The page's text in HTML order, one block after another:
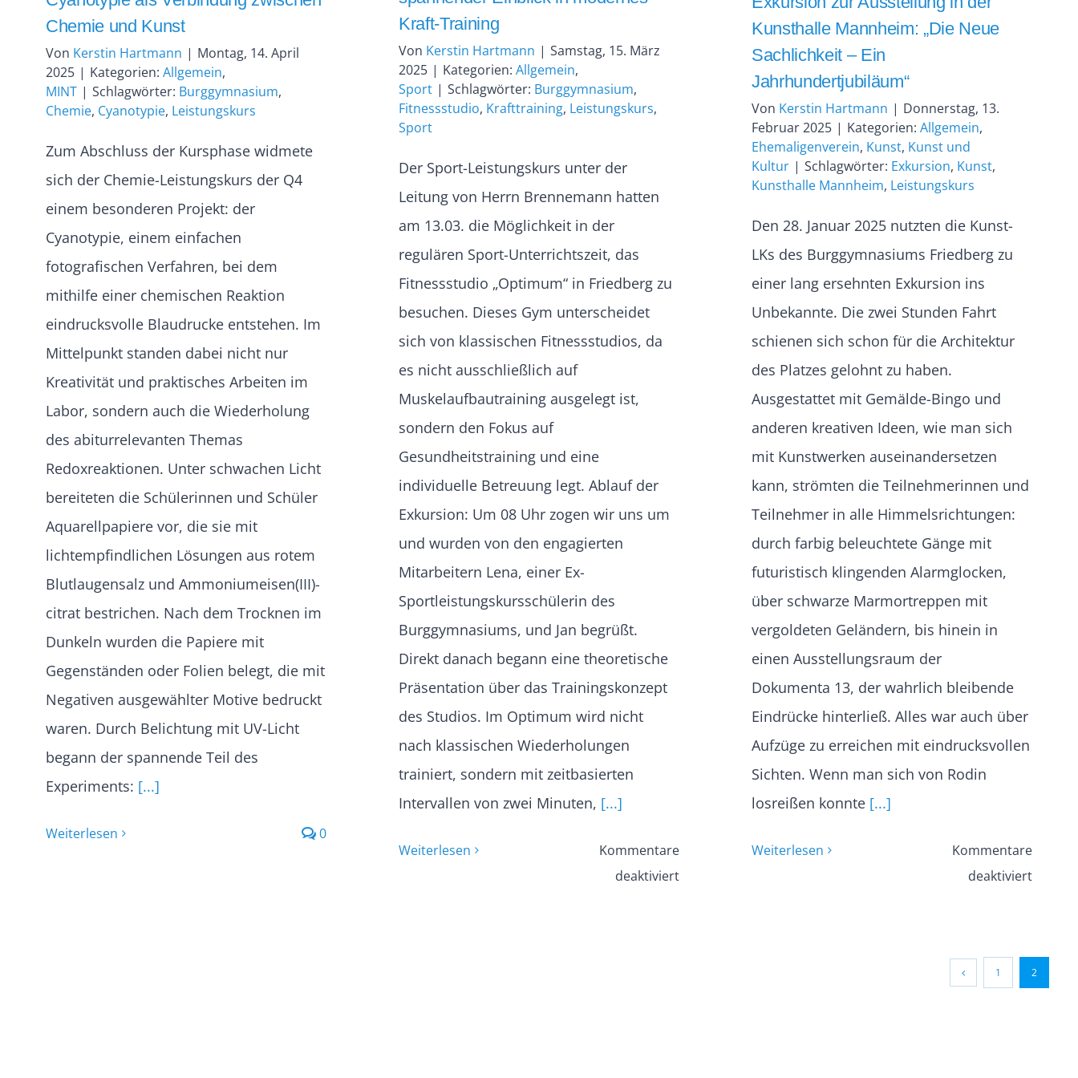
Chemie und Kunst
Von Kerstin Hartmann | Montag, 14. April
2025 | Kategorien: Allgemein,
MINT | Schlagwörter: Burggymnasium,
Chemie, Cyanotypie, Leistungskurs
Zum Abschluss der Kursphase widmete
sich der Chemie-Leistungskurs der Q4
einem besonderen Projekt: der
Cyanotypie, einem einfachen
fotografischen Verfahren, bei dem
mithilfe einer chemischen Reaktion
eindrucksvolle Blaudrucke entstehen. Im
Mittelpunkt standen dabei nicht nur
Kreativität und praktisches Arbeiten im
Labor, sondern auch die Wiederholung
des abiturrelevanten Themas
Redoxreaktionen. Unter schwachen Licht
bereiteten die Schülerinnen und Schüler
Aquarellpapiere vor, die sie mit
lichtempfindlichen Lösungen aus rotem
Blutlaugensalz und Ammoniumeisen(III)-
citrat bestrichen. Nach dem Trocknen im
Dunkeln wurden die Papiere mit
Gegenständen oder Folien belegt, die mit
Negativen ausgewählter Motive bedruckt
waren. Durch Belichtung mit UV-Licht
begann der spannende Teil des
Experiments: [...]
Weiterlesen 0
Kraft-Training
Von Kerstin Hartmann | Samstag, 15. März
2025 | Kategorien: Allgemein,
Sport | Schlagwörter: Burggymnasium,
Fitnessstudio, Krafttraining, Leistungskurs,
Sport
Der Sport-Leistungskurs unter der
Leitung von Herrn Brennemann hatten
am 13.03. die Möglichkeit in der
regulären Sport-Unterrichtszeit, das
Fitnessstudio „Optimum“ in Friedberg zu
besuchen. Dieses Gym unterscheidet
sich von klassischen Fitnessstudios, da
es nicht ausschließlich auf
Muskelaufbautraining ausgelegt ist,
sondern den Fokus auf
Gesundheitstraining und eine
individuelle Betreuung legt. Ablauf der
Exkursion: Um 08 Uhr zogen wir uns um
und wurden von den engagierten
Mitarbeitern Lena, einer Ex-
Sportleistungskursschülerin des
Burggymnasiums, und Jan begrüßt.
Direkt danach begann eine theoretische
Präsentation über das Trainingskonzept
des Studios. Im Optimum wird nicht
nach klassischen Wiederholungen
trainiert, sondern mit zeitbasierten
Intervallen von zwei Minuten, [...]
Weiterlesen
Kommentare
deaktiviertfür
Kunsthalle Mannheim: „Die Neue
Sachlichkeit – Ein
Jahrhundertjubiläum“
Von Kerstin Hartmann | Donnerstag, 13.
Februar 2025 | Kategorien: Allgemein,
Ehemaligenverein, Kunst, Kunst und
Kultur | Schlagwörter: Exkursion, Kunst,
Kunsthalle Mannheim, Leistungskurs
Den 28. Januar 2025 nutzten die Kunst-
LKs des Burggymnasiums Friedberg zu
einer lang ersehnten Exkursion ins
Unbekannte. Die zwei Stunden Fahrt
schienen sich schon für die Architektur
des Platzes gelohnt zu haben.
Ausgestattet mit Gemälde-Bingo und
anderen kreativen Ideen, wie man sich
mit Kunstwerken auseinandersetzen
kann, strömten die Teilnehmerinnen und
Teilnehmer in alle Himmelsrichtungen:
durch farbig beleuchtete Gänge mit
futuristisch klingenden Alarmglocken,
über schwarze Marmortreppen mit
vergoldeten Geländern, bis hinein in
einen Ausstellungsraum der
Dokumenta 13, der wahrlich bleibende
Eindrücke hinterließ. Alles war auch über
Aufzüge zu erreichen mit eindrucksvollen
Sichten. Wenn man sich von Rodin
losreißen konnte[...]
Weiterlesen
Kommentare
deaktiviertfür
in
1 2